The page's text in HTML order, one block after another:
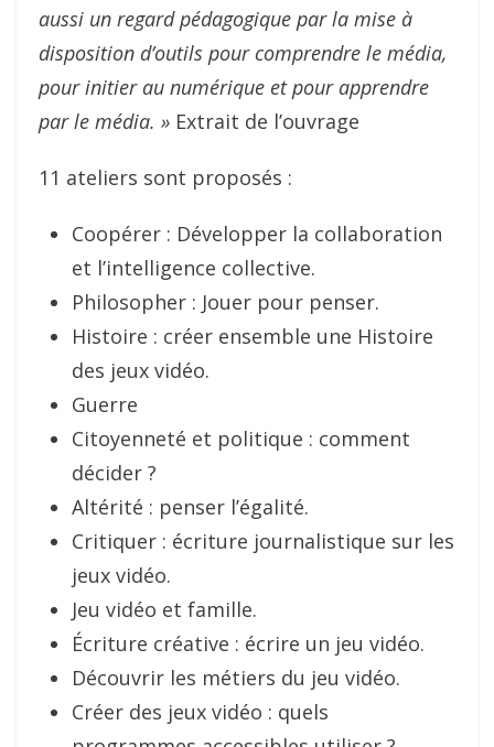
aussi un regard pédagogique par la mise à
disposition d’outils pour comprendre le média,
pour initier au numérique et pour apprendre
par le média. » Extrait de l’ouvrage
11 ateliers sont proposés :
Coopérer : Développer la collaboration
et l’intelligence collective.
Philosopher : Jouer pour penser.
Histoire : créer ensemble une Histoire
des jeux vidéo.
Guerre
Citoyenneté et politique : comment
décider ?
Altérité : penser l’égalité.
Critiquer : écriture journalistique sur les
jeux vidéo.
Jeu vidéo et famille.
Écriture créative : écrire un jeu vidéo.
Découvrir les métiers du jeu vidéo.
Créer des jeux vidéo : quels